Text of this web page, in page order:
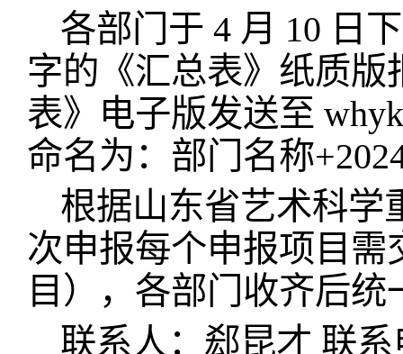
各部门于 4 月 10 日
字的《汇总表》纸质版
表》电子版发送至
命名为：部门名称
根据山东省艺术科学
次申报每个申报项目需
目），各部门收齐后统
联系人：郄昆才 联系